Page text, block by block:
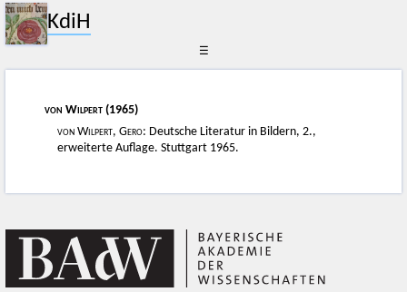
KdiH
☰
von Wilpert (1965)
von Wilpert, Gero: Deutsche Literatur in Bildern, 2.,
erweiterte Auflage. Stuttgart 1965.